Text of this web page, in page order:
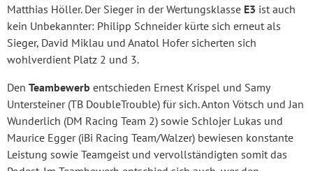
Matthias Höller. Der Sieger in der Wertungsklasse E3 ist auch
kein Unbekannter: Philipp Schneider kürte sich erneut als
Sieger, David Miklau und Anatol Hofer sicherten sich
wohlverdient Platz 2 und 3.
Den Teambewerb entschieden Ernest Krispel und Samy
Untersteiner (TB DoubleTrouble) für sich. Anton Vötsch und Jan
Wunderlich (DM Racing Team 2) sowie Schlojer Lukas und
Maurice Egger (iBi Racing Team/Walzer) bewiesen konstante
Leistung sowie Teamgeist und vervollständigten somit das